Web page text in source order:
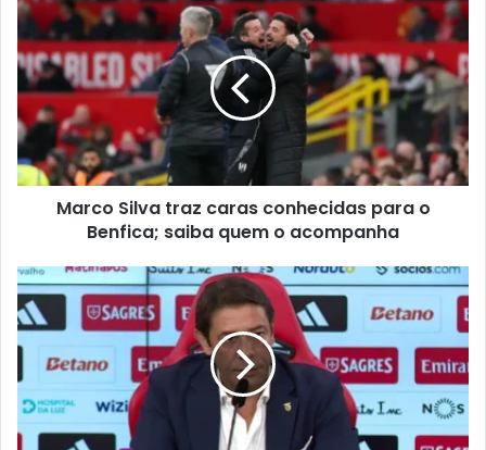
Marco Silva traz caras conhecidas para o
Benfica; saiba quem o acompanha